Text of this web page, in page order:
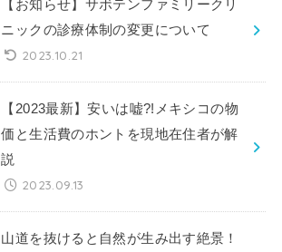
【お知らせ】サボテンファミリークリ
ニックの診療体制の変更について
2023.10.21
【2023最新】安いは嘘?!メキシコの物
価と生活費のホントを現地在住者が解
説
2023.09.13
山道を抜けると自然が生み出す絶景！